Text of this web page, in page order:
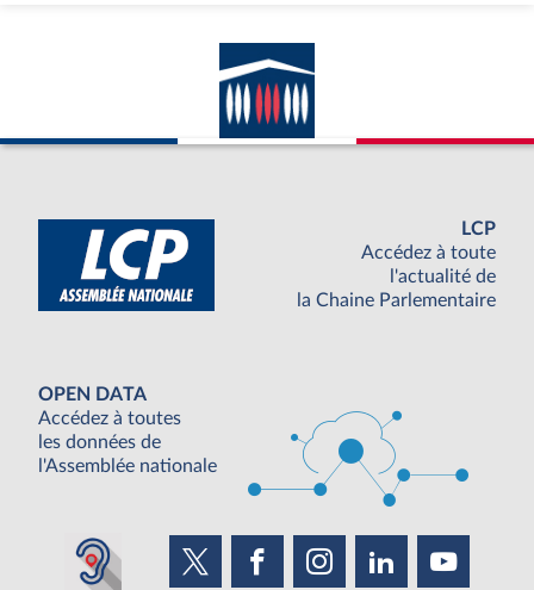
LCP
Accédez à toute
l'actualité de
la Chaine Parlementaire
OPEN DATA
Accédez à toutes
les données de
l'Assemblée nationale